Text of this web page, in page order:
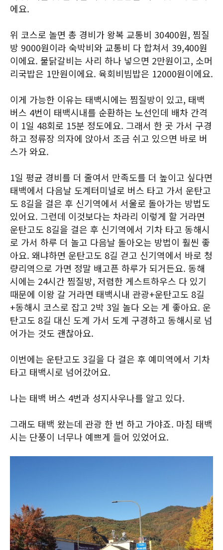
에요.
위 코스로 놀면 총 경비가 왕복 교통비 30400원, 찜질
방 9000원이라 숙박비와 교통비 다 합쳐서 39,400원
이에요. 물닭갈비는 사리 하나 넣으면 2만원이고, 소머
리국밥은 1만원이에요. 육회비빔밥은 12000원이에요.
이게 가능한 이유는 태백시에는 찜질방이 있고, 태백
버스 4번이 태백시내를 순환하는 노선인데 배차 간격
이 1일 48회로 15분 정도에요. 그래서 한 곳 가서 구경
하고 정류장 의자에 앉아서 조금 쉬고 있으면 바로 버
스가 와요.
1일 평균 경비를 더 줄여서 만족도를 더 높이고 싶다면
태백에서 다음날 도계터미널로 버스 타고 가서 운탄고
도 8길을 걸은 후 신기역에서 서울로 돌아가는 방법도
있어요. 그런데 이것보다는 차라리 이렇게 할 거라면
운탄고도 8길을 걸은 후 신기역에서 기차 타고 동해시
로 가서 하루 더 놀고 다음날 돌아오는 방법이 훨씬 좋
아요. 왜냐하면 운탄고도 8길 걷고 신기역에서 바로 청
량리역으로 가면 정말 배고픈 하루가 되거든요. 동해
시에는 24시간 찜질방, 저렴한 게스트하우스 다 있기
때문에 이왕 갈 거라면 태백시내 관광+운탄고도 8길
+동해시 코스로 잡고 2박 3일 놀다 오는 게 좋아요. 운
탄고도 8길 대신 도계 가서 도계 구경하고 동해시로 넘
어가는 것도 괜찮아요.
이번에는 운탄고도 3길을 다 걸은 후 예미역에서 기차
타고 태백시로 넘어갔어요.
나는 태백 버스 4번과 성지사우나를 알고 있다.
그래도 태백 왔는데 관광 한 번 하고 가야죠. 마침 태백
시는 단풍이 너무나 예쁘게 들어 있었어요.